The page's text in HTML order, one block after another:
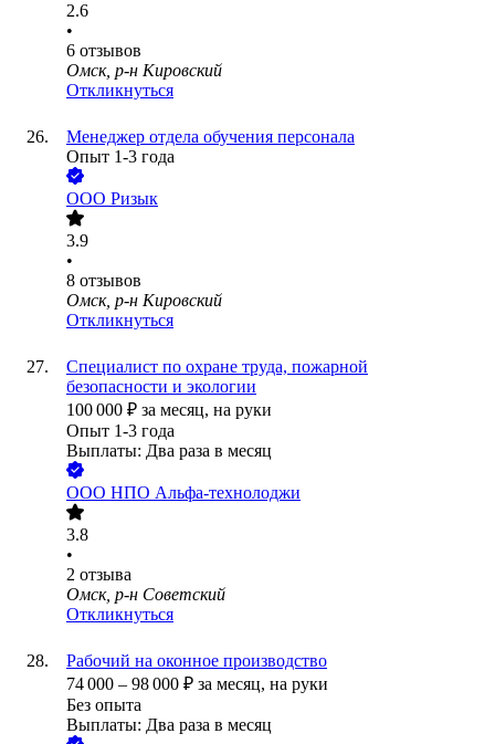
2.6
•
6 отзывов
Омск, р-н Кировский
Откликнуться
Менеджер отдела обучения персонала
Опыт 1-3 года
ООО Ризык
3.9
•
8 отзывов
Омск, р-н Кировский
Откликнуться
Специалист по охране труда, пожарной
безопасности и экологии
100 000 ₽ за месяц, на руки
Опыт 1-3 года
Выплаты: Два раза в месяц
ООО НПО Альфа-технолоджи
3.8
•
2 отзыва
Омск, р-н Советский
Откликнуться
Рабочий на оконное производство
74 000 – 98 000 ₽ за месяц, на руки
Без опыта
Выплаты: Два раза в месяц